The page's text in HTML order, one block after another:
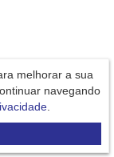
melhorar a sua
navegando
LTDA
DE LOJAS VIRTUAIS